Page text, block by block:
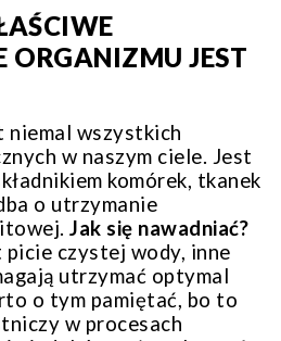
ORGANIZMU JEST
niemal wszystkich
w naszym ciele. Jest
komórek, tkanek
o utrzymanie
Jak się nawadniać?
czystej wody, inne
utrzymać optymal
o tym pamiętać, bo to
w procesach